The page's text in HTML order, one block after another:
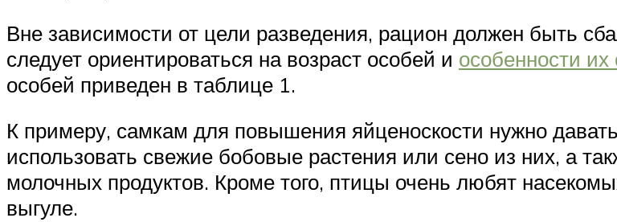
Вне зависимости от цели разведения, рацион должен быть
следует ориентироваться на возраст особей и особенности
особей приведен в таблице 1.
К примеру, самкам для повышения яйценоскости нужно
использовать свежие бобовые растения или сено из них, а
молочных продуктов. Кроме того, птицы очень любят
выгуле.